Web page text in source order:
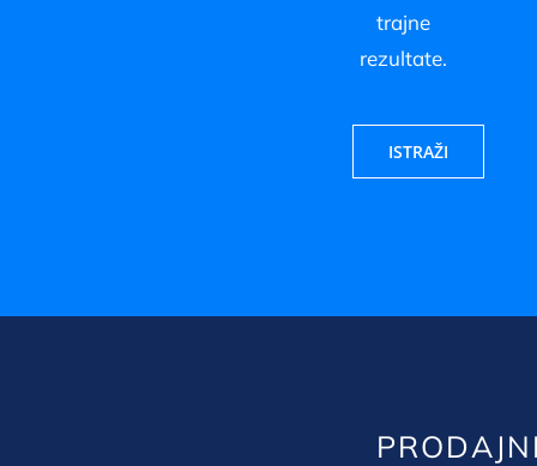
trajne
rezultate.
ISTRAŽI